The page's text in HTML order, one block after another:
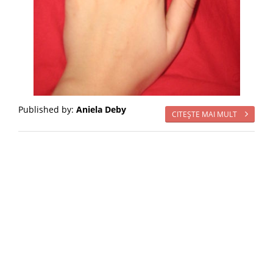
CITEŞTE MAI MULT
Published by: Aniela Deby